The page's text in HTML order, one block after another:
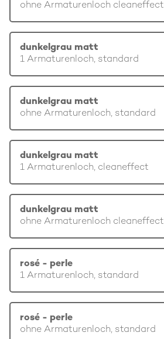
ohne Armaturenloch cleaneffect
dunkelgrau matt
1 Armaturenloch, standard
dunkelgrau matt
ohne Armaturenloch, standard
dunkelgrau matt
1 Armaturenloch, cleaneffect
dunkelgrau matt
ohne Armaturenloch cleaneffect
rosé - perle
1 Armaturenloch, standard
rosé - perle
ohne Armaturenloch, standard